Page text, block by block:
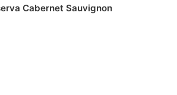
Cabernet Sauvignon